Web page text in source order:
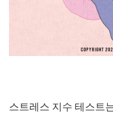
스트레스 지수 테스트